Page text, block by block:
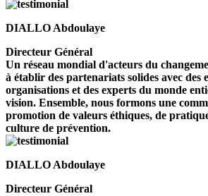
DIALLO Abdoulaye
Directeur Général
Un réseau mondial d'acteurs du
à établir des partenariats solides avec des
organisations et des experts du monde
vision. Ensemble, nous formons une
promotion de valeurs éthiques, de
culture de prévention.
DIALLO Abdoulaye
Directeur Général